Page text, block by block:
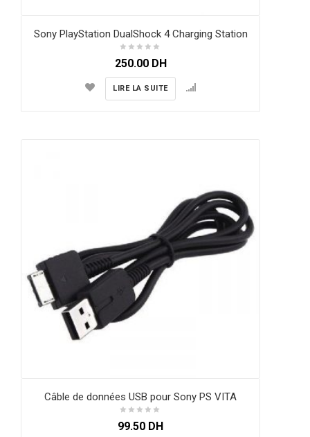
Sony PlayStation DualShock 4 Charging Station
250.00 DH
LIRE LA SUITE
Câble de données USB pour Sony PS VITA
99.50 DH